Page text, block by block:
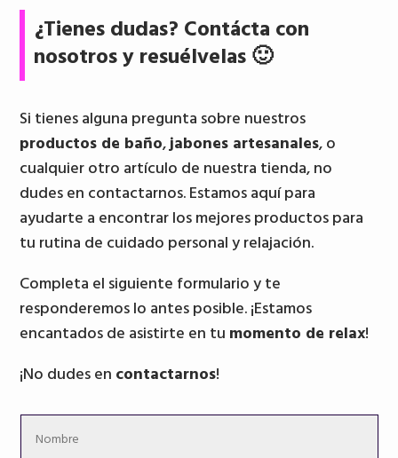
¿Tienes dudas? Contácta con
nosotros y resuélvelas 🙂
Si tienes alguna pregunta sobre nuestros
productos de baño,jabones artesanales, o
cualquier otro artículo de nuestra tienda, no
dudes en contactarnos. Estamos aquí para
ayudarte a encontrar los mejores productos para
tu rutina de cuidado personal y relajación.
Completa el siguiente formulario y te
responderemos lo antes posible. ¡Estamos
encantados de asistirte en tu momento de relax!
¡No dudes en contactarnos!